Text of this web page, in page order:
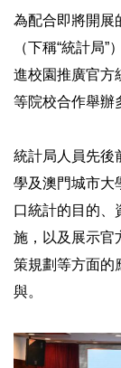
為配合即將開展
（下稱“統計局
進校園推廣官方
等院校合作舉辦
統計局人員先後
學及澳門城市大
口統計的目的、
施，以及展示官
策規劃等方面的
與。